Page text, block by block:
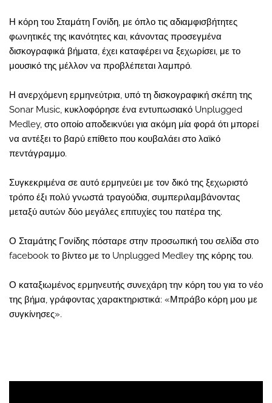
Η κόρη του Σταμάτη Γονίδη, με όπλο τις αδιαμφισβήτητες
φωνητικές της ικανότητες και, κάνοντας προσεγμένα
δισκογραφικά βήματα, έχει καταφέρει να ξεχωρίσει, με το
μουσικό της μέλλον να προβλέπεται λαμπρό.
Η ανερχόμενη ερμηνεύτρια, υπό τη δισκογραφική σκέπη της
Sonar Music, κυκλοφόρησε ένα εντυπωσιακό Unplugged
Medley, στο οποίο αποδεικνύει για ακόμη μία φορά ότι μπορεί
να αντέξει το βαρύ επίθετο που κουβαλάει στο λαϊκό
πεντάγραμμο.
Συγκεκριμένα σε αυτό ερμηνεύει με τον δικό της ξεχωριστό
τρόπο έξι πολύ γνωστά τραγούδια, συμπεριλαμβάνοντας
μεταξύ αυτών δύο μεγάλες επιτυχίες του πατέρα της.
Ο Σταμάτης Γονίδης πόσταρε στην προσωπική του σελίδα στο
facebook το βίντεο με το Unplugged Medley της κόρης του.
Ο καταξιωμένος ερμηνευτής συνεχάρη την κόρη του για το νέο
της βήμα, γράφοντας χαρακτηριστικά: «Μπράβο κόρη μου με
συγκίνησες».